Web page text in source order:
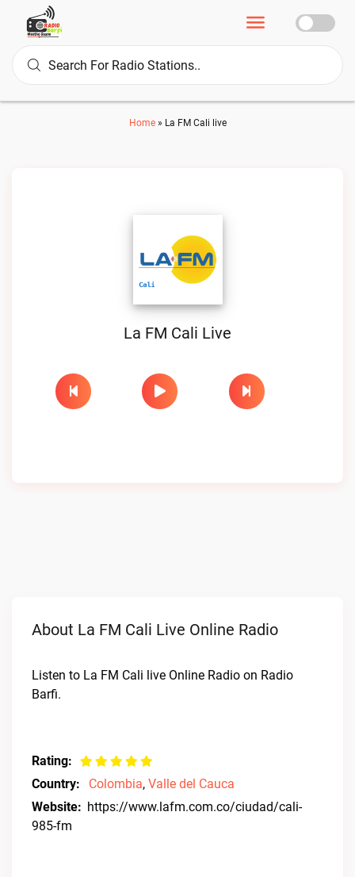
Home» La FM Cali live
La FM Cali Live
About La FM Cali Live Online Radio
Listen to La FM Cali live Online Radio on Radio
Barfi.
Rating:
Country:
Colombia, Valle del Cauca
Website: https://www.lafm.com.co/ciudad/cali-
985-fm